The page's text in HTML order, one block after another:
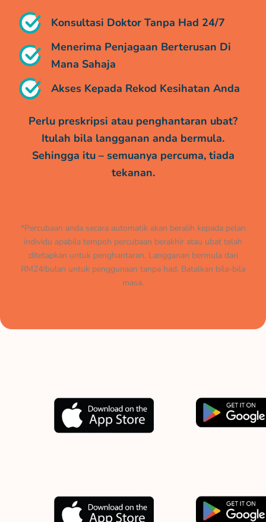
Konsultasi Doktor Tanpa Had 24/7
Menerima Penjagaan Berterusan Di
Mana Sahaja
Akses Kepada Rekod Kesihatan Anda
Perlu preskripsi atau penghantaran ubat?
Itulah bila langganan anda bermula.
Sehingga itu – semuanya percuma, tiada
tekanan.
*Percubaan anda secara automatik akan beralih kepada pelan
individu apabila tempoh percubaan berakhir atau ubat telah
ditetapkan untuk penghantaran. Langganan bermula dari
RM24/bulan untuk penggunaan tanpa had. Batalkan bila-bila
masa.